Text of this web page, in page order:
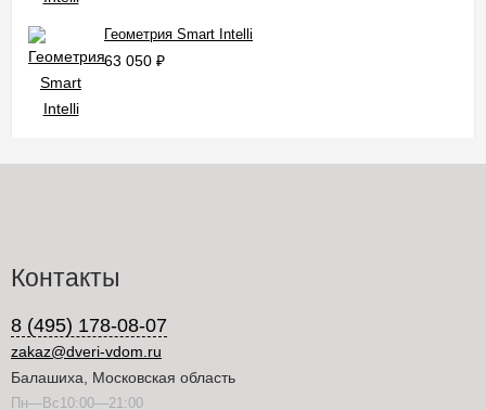
Геометрия Smart Intelli
63 050 ₽
Контакты
8 (495) 178-08-07
zakaz@dveri-vdom.ru
Балашиха, Московская область
Пн—Вс10:00—21:00